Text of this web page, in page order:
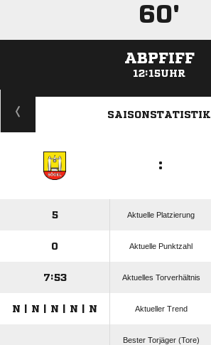
60'
ABPFIFF
12:15UHR
ANZEIGE
SAISONSTATISTIK
:
5 Aktuelle Platzierung
0 Aktuelle Punktzahl
7:53 Aktuelles Torverhältnis
N | N | N | N | N Aktueller Trend
Bester Torjäger (Tore)